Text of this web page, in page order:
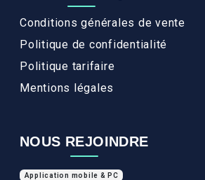
Conditions générales de vente
Politique de confidentialité
Politique tarifaire
Mentions légales
NOUS REJOINDRE
Application mobile & PC